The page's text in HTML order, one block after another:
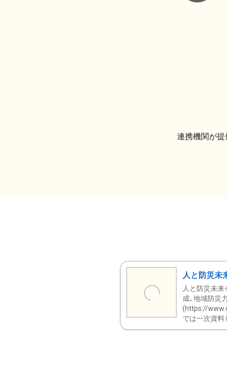
連携機関が提
人と防災
人と防災未来
成、地域防災
(https://
では一次資料（